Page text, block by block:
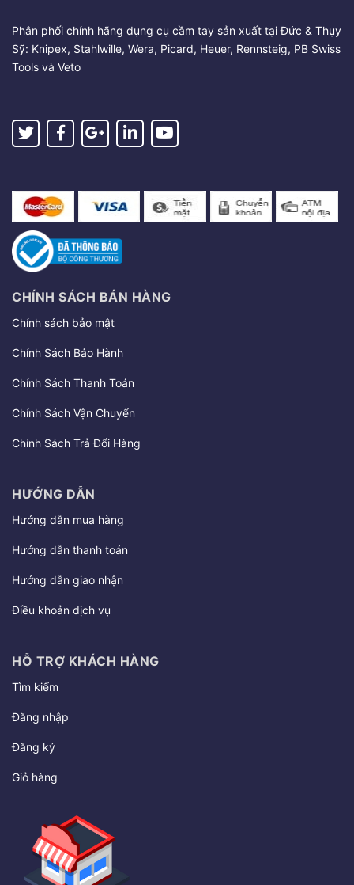
Phân phối chính hãng dụng cụ cầm tay sản xuất tại Đức & Thụy
Sỹ: Knipex, Stahlwille, Wera, Picard, Heuer, Rennsteig, PB Swiss
Tools và Veto
CHÍNH SÁCH BÁN HÀNG
Chính sách bảo mật
Chính Sách Bảo Hành
Chính Sách Thanh Toán
Chính Sách Vận Chuyển
Chính Sách Trả Đổi Hàng
HƯỚNG DẪN
Hướng dẫn mua hàng
Hướng dẫn thanh toán
Hướng dẫn giao nhận
Điều khoản dịch vụ
HỖ TRỢ KHÁCH HÀNG
Tìm kiếm
Đăng nhập
Đăng ký
Giỏ hàng